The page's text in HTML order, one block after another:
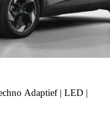
Adaptief | LED |